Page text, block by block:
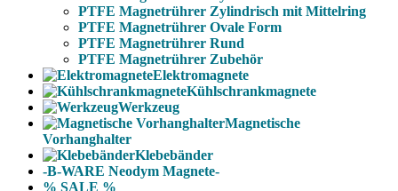
PTFE Magnetrührer Zylindrisch mit Mittelring
PTFE Magnetrührer Ovale Form
PTFE Magnetrührer Rund
PTFE Magnetrührer Zubehör
Elektromagnete
Kühlschrankmagnete
Werkzeug
Magnetische
Vorhanghalter
Klebebänder
-B-WARE Neodym Magnete-
% SALE %